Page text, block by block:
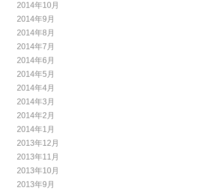
2014年10月
2014年9月
2014年8月
2014年7月
2014年6月
2014年5月
2014年4月
2014年3月
2014年2月
2014年1月
2013年12月
2013年11月
2013年10月
2013年9月